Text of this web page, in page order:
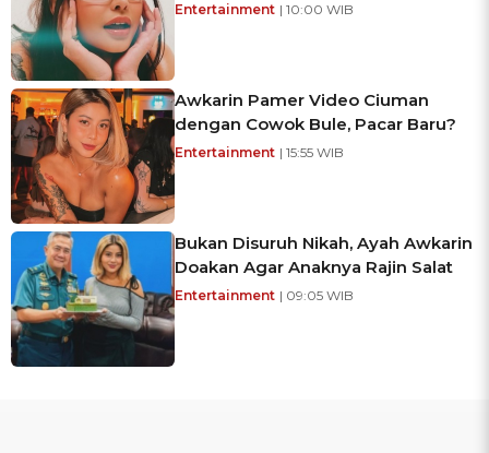
Entertainment | 10:00 WIB
Awkarin Pamer Video Ciuman
dengan Cowok Bule, Pacar Baru?
Entertainment | 15:55 WIB
Bukan Disuruh Nikah, Ayah Awkarin
Doakan Agar Anaknya Rajin Salat
Entertainment | 09:05 WIB